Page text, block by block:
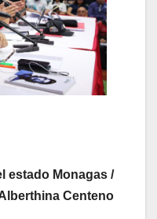
estado Monagas /
Centeno